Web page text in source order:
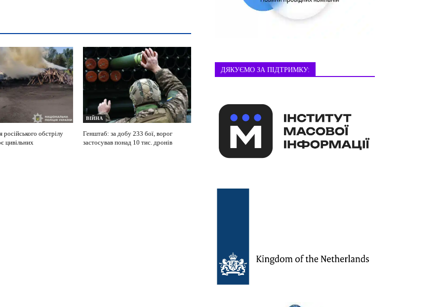
російського обстрілу
цивільних
ВІЙНА
Генштаб: за добу 233 бої, ворог
застосував понад 10 тис. дронів
ДЯКУЄМО ЗА ПІДТРИМКУ: